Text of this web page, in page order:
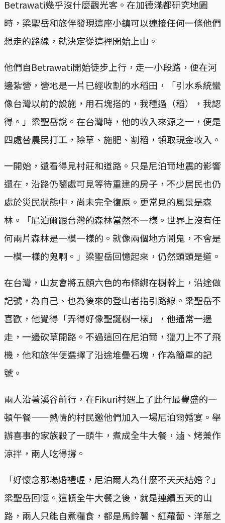
Betrawati幾乎沒什麼觀光客。在加德滿都研究地圖
時，梁聖岳和旅伴發現這座小鎮可以連接任何一條他們
想走的路線，就決定從這裡開始上山。
他們自Betrawati開始徒步上行，走一小段路，便在河
邊紮營，營地是一片已經收割的水稻田，「引水系統蠻
像台灣以前的設施，用石塊搭的，我種過（稻），我認
得。」梁聖岳說。在台灣時，他的收入來源之一，便是
四處替農民打工，除草、施肥、割稻，領取現金收入。
一開始，還看得見村莊和道路。只是尼泊爾地震的影響
還在，沿路仍隨處可見等待重建的房子，不少居民也仍
處於災民狀態中，尚未完全復原。更常見的風景是森
林。「尼泊爾跟台灣的森林當然不一樣。世界上沒有任
何兩片森林是一模一樣的。就像兩個地方鬧鬼，不會是
一模一樣的鬼啊。」梁聖岳回憶起來，仍然頭頭是道。
在台灣，山友會將五顏六色的布條綁在樹幹上，沿途做
記號，為自己、也為後來的登山者指引路線。梁聖岳不
喜歡，他覺得「弄得好像聖誕樹一樣」，他通常一邊
走，一邊砍草開路。不過這回在尼泊爾，獵刀上不了飛
機，他和旅伴便選擇了沿途堆疊石塊，作為簡單的記
號。
兩人沿著溪谷前行，在Fikuri村遇上了此行最豐盛的一
頓午餐——熱情的村民邀他們加入一場尼泊爾婚宴。舉
辦喜事的家族殺了一頭牛，煮成全牛大餐，滷、烤兼作
涼拌，兩人吃得撐。
「好懷念那場婚禮喔，尼泊爾人為什麼不天天結婚？」
梁聖岳回憶。這頓全牛大餐之後，就是連續五天的山
路，兩人只能自煮糧食，都是馬鈴薯、紅蘿蔔、洋蔥之